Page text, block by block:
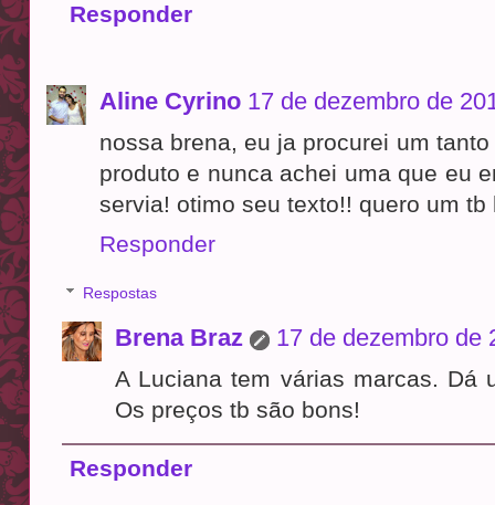
Responder
Aline Cyrino 17 de dezembro de
nossa brena, eu ja procurei um
produto e nunca achei uma que eu
servia! otimo seu texto!! quero um
Responder
Respostas
Brena Braz 17 de dezembro de
A Luciana tem várias marcas. Dá
Os preços tb são bons!
Responder